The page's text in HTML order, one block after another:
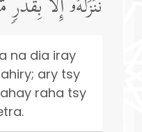
نُنَزِّلُهُۥۤ إِلَّا بِقَدَرࣲ
na dia iray
ary tsy
raha tsy